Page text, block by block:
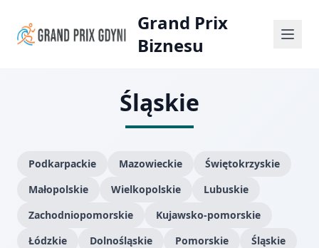
Grand Prix
Biznesu
Śląskie
Podkarpackie Mazowieckie
Świętokrzyskie
Małopolskie
Wielkopolskie
Lubuskie
Zachodniopomorskie
Kujawsko-pomorskie
Łódzkie
Dolnośląskie Pomorskie
Śląskie